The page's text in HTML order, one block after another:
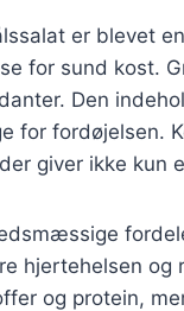
er blevet
for sund kost.
Den
for fordøjelsen.
giver ikke kun
hjertehelsen og
og protein,